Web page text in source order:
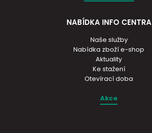
NABÍDKA INFO CENTRA
Naše služby
Nabídka zboží e-shop
Aktuality
Ke stažení
Otevírací doba
Akce